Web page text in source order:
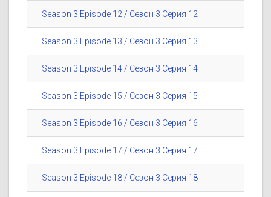
Season 3 Episode 12 / Сезон 3 Серия 12
Season 3 Episode 13 / Сезон 3 Серия 13
Season 3 Episode 14 / Сезон 3 Серия 14
Season 3 Episode 15 / Сезон 3 Серия 15
Season 3 Episode 16 / Сезон 3 Серия 16
Season 3 Episode 17 / Сезон 3 Серия 17
Season 3 Episode 18 / Сезон 3 Серия 18